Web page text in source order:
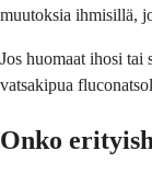
muutoksia ihmisillä,
Jos huomaat ihosi tai
vatsakipua
Onko